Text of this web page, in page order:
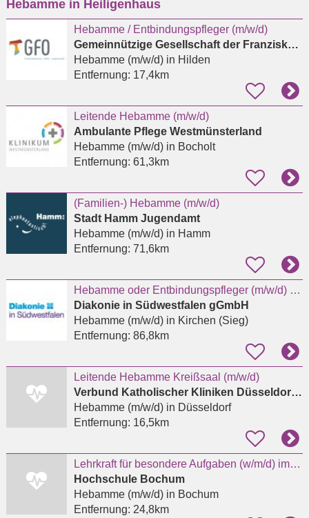
eingeben
Hebamme in Heiligenhaus
Hebamme / Entbindungspfleger (m/w/d)
Gemeinnützige Gesellschaft der Franziskanerinnen zu Olpe mbH
Hebamme (m/w/d)in Hilden
Entfernung: 17,4km
Leitende Hebamme (m/w/d)
Ambulante Pflege Westmünsterland
Hebamme (m/w/d)in Bocholt
Entfernung: 61,3km
(Familien-) Hebamme (m/w/d)
Stadt Hamm Jugendamt
Hebamme (m/w/d)in Hamm
Entfernung: 71,6km
Hebamme oder Entbindungspfleger (m/w/d) für das Kreißsaal-Team in Kirchen
Diakonie in Südwestfalen gGmbH
Hebamme (m/w/d)in Kirchen (Sieg)
Entfernung: 86,8km
Leitende Hebamme Kreißsaal (m/w/d)
Verbund Katholischer Kliniken Düsseldorf gGmbH
Hebamme (m/w/d)in Düsseldorf
Entfernung: 16,5km
Lehrkraft für besondere Aufgaben (w/m/d) im Studienbereich Hebammenwissenschaft (EG 10 TV-L)
Hochschule Bochum
Hebamme (m/w/d)in Bochum
Entfernung: 24,8km